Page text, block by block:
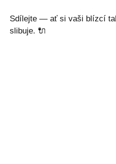
Sdílejte — ať si vaši blízcí
slibuje. 🔌